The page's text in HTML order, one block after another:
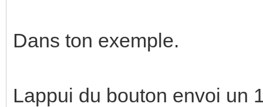
Dans ton exemple.
Lappui du bouton envoi un